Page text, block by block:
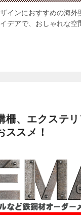
インにおすすめの海外
デアで、おしゃれな
、エクステ
ススメ！